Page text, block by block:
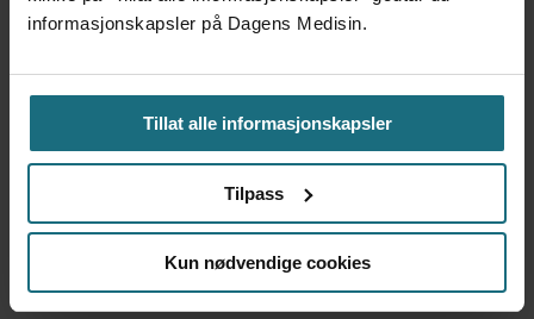
informasjonskapsler på Dagens Medisin.
Tillat alle informasjonskapsler
Tilpass
Kun nødvendige cookies
demensforskningspris